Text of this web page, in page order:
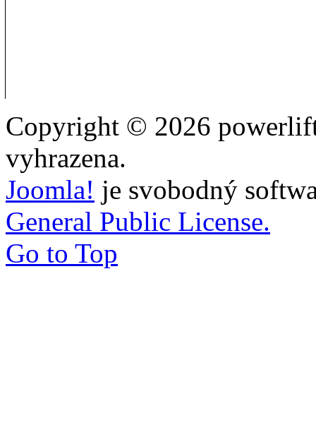
Copyright © 2026
vyhrazena.
Joomla! je svobodný
General Public License.
Go to Top